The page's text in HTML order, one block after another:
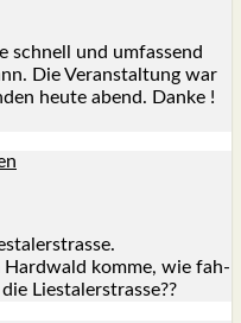
schnell und umfas­send
Die Ver­an­stal­tung war
heu­te abend. Dan­ke !
Hard­wald kom­me, wie fah­
Lies­ta­ler­stras­se??